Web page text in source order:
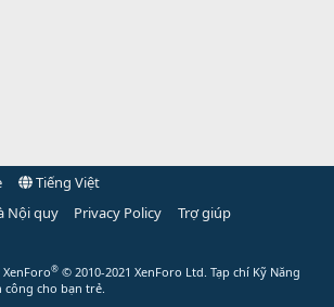
Tiếng Việt
Nội quy Privacy Policy
Trợ giúp
® © 2010-2021 XenForo Ltd. Tạp chí Kỹ Năng
công cho bạn trẻ.